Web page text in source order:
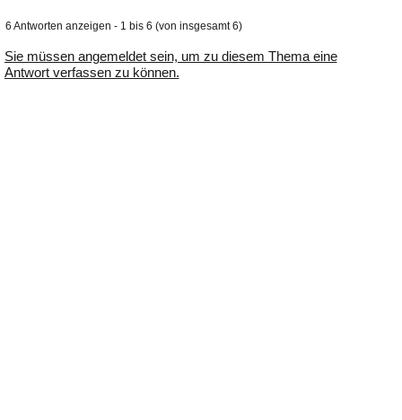
6 Antworten anzeigen - 1 bis 6 (von insgesamt 6)
Sie müssen angemeldet sein, um zu diesem Thema eine
Antwort verfassen zu können.